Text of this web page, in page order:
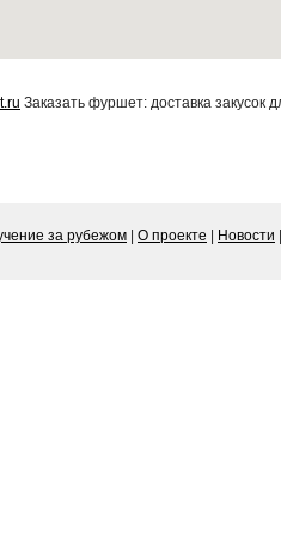
Заказать фуршет: доставка закусок
за рубежом О проекте Новости